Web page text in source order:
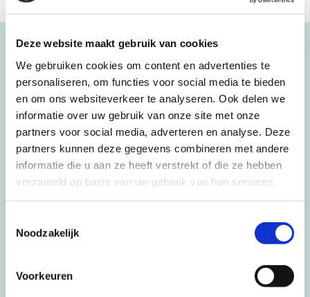
Deze website maakt gebruik van cookies
We gebruiken cookies om content en advertenties te
personaliseren, om functies voor social media te bieden
en om ons websiteverkeer te analyseren. Ook delen we
informatie over uw gebruik van onze site met onze
partners voor social media, adverteren en analyse. Deze
partners kunnen deze gegevens combineren met andere
informatie die u aan ze heeft verstrekt of die ze hebben
verzameld op basis van uw gebruik van hun services.
Noodzakelijk
Voorkeuren
Onze directie